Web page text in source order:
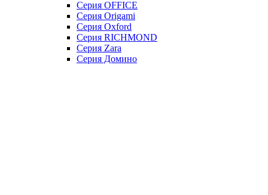
Серия OFFICE
Серия Origami
Серия Oxford
Серия RICHMOND
Серия Zara
Серия Домино